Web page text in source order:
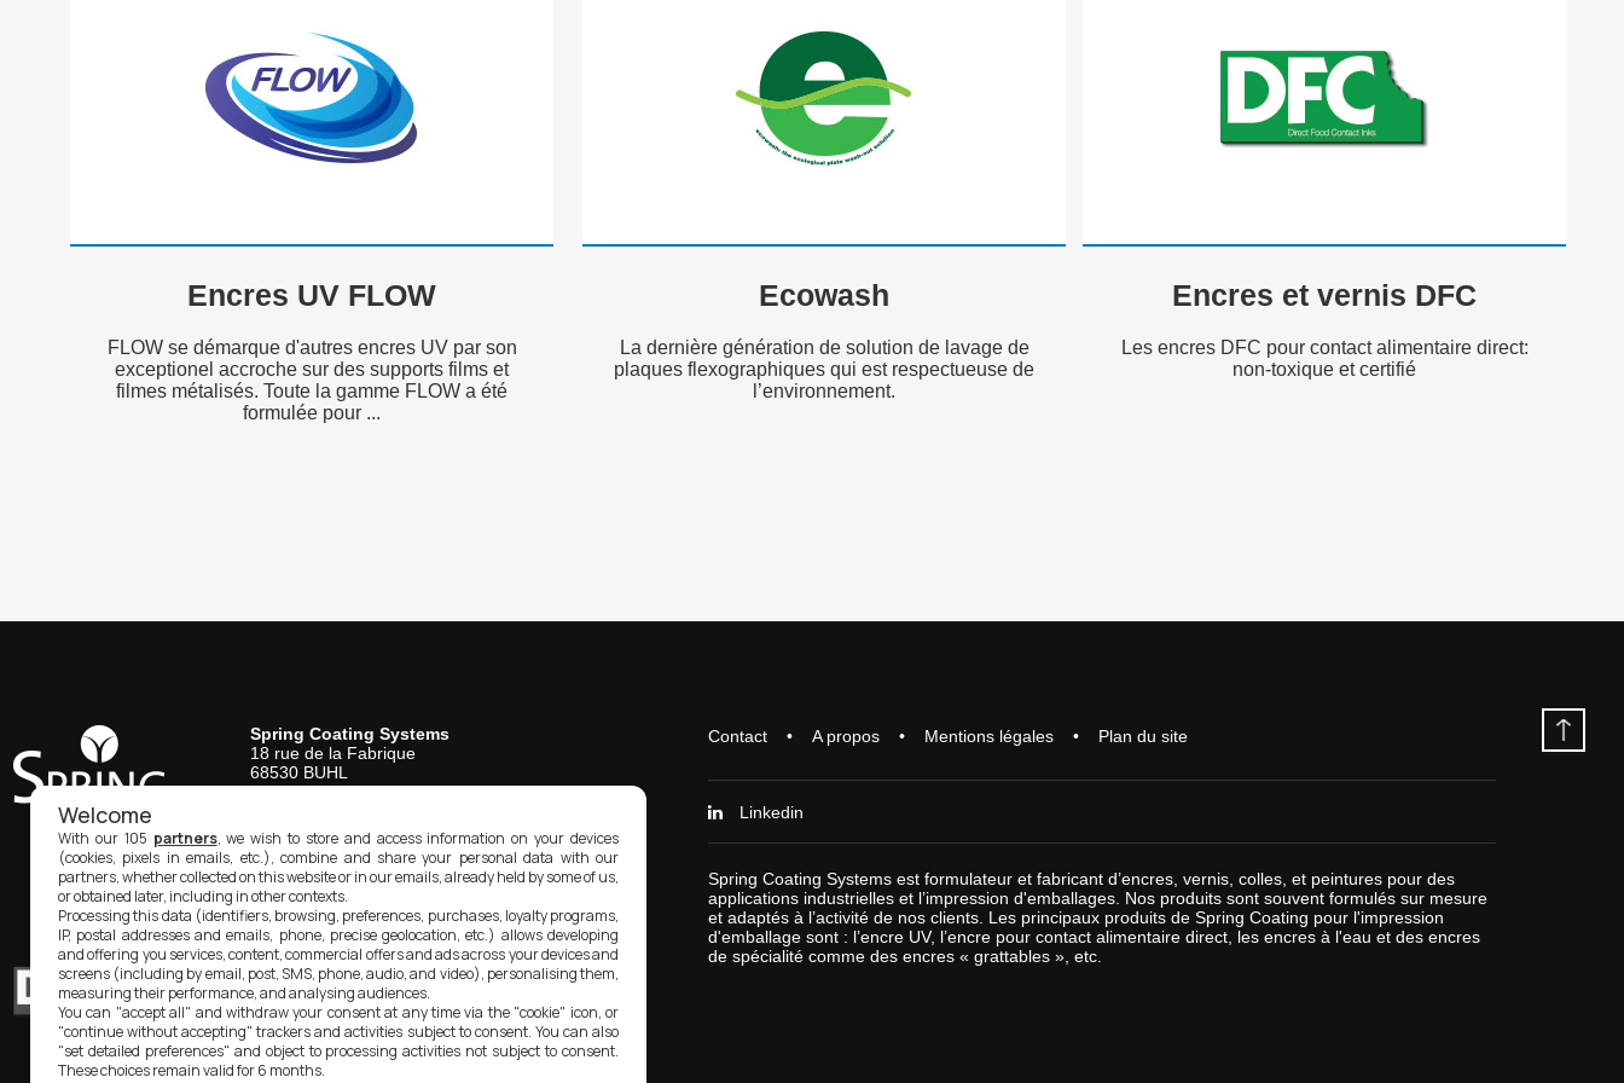
Encres UV FLOW
FLOW se démarque d'autres encres UV par son
exceptionel accroche sur des supports films et
filmes métalisés. Toute la gamme FLOW a été
formulée pour ...
Ecowash
La dernière génération de solution de lavage de
plaques flexographiques qui est respectueuse de
l’environnement.
Encres et vernis DFC
Les encres DFC pour contact alimentaire direct:
non-toxique et certifié
Spring Coating Systems
18 rue de la Fabrique
68530 BUHL
Tél.03 89 83 06 82
Spring Coating Systems USA
1610A Manning Blvd.
Levittown, PA19057
Tél.215-945-4915
contact@spring-coating.com
Contact A propos Mentions légales Plan du site
Linkedin
Spring Coating Systems est formulateur et fabricant d’encres, vernis, colles, et peintures pour des
applications industrielles et l’impression d'emballages. Nos produits sont souvent formulés sur mesure
et adaptés à l’activité de nos clients. Les principaux produits de Spring Coating pour l'impression
d'emballage sont : l’encre UV, l’encre pour contact alimentaire direct, les encres à l'eau et des encres
de spécialité comme des encres « grattables », etc.
Welcome
With our 105 partners, we wish to store and access information on your devices
(cookies, pixels in emails, etc.), combine and share your personal data with our
partners, whether collected on this website or in our emails, already held by some of us,
or obtained later, including in other contexts.
Processing this data (identifiers, browsing, preferences, purchases, loyalty programs,
IP, postal addresses and emails, phone, precise geolocation, etc.) allows developing
and offering you services, content, commercial offers and ads across your devices and
screens (including by email, post, SMS, phone, audio, and video), personalising them,
measuring their performance, and analysing audiences.
You can "accept all" and withdraw your consent at any time via the "cookie" icon, or
"continue without accepting" trackers and activities subject to consent. You can also
"set detailed preferences" and object to processing activities not subject to consent.
These choices remain valid for 6 months.